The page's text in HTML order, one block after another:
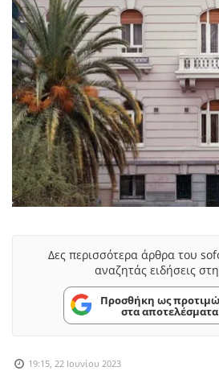
Δες περισσότερα άρθρα του
αναζητάς ειδήσεις
Προσθήκη ως
στα
19:15, 22 Ιουνίου 2023